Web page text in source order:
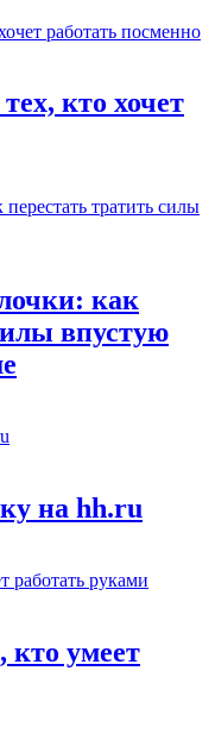
кто хочет
как
впустую
на hh.ru
кто умеет